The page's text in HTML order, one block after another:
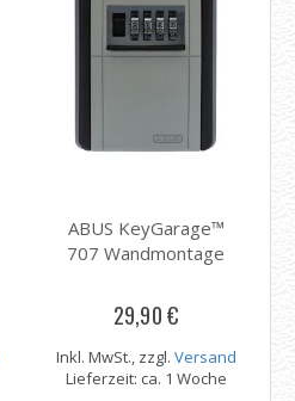
ABUS KeyGarage™
707 Wandmontage
29,90 €
Inkl. MwSt., zzgl. Versand
Lieferzeit: ca. 1 Woche